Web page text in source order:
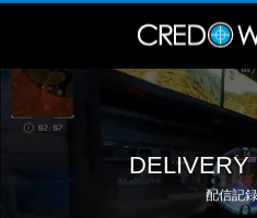
DELIVERY
配信記